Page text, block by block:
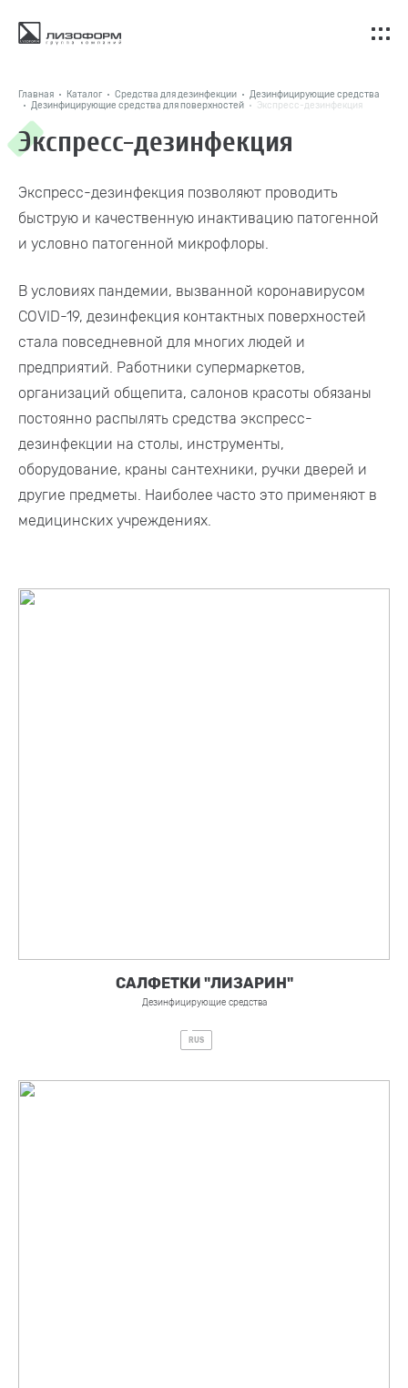
Главная Каталог Средства для дезинфекции
Дезинфицирующие средства
Дезинфицирующие средства для поверхностей
Экспресс-дезинфекция
Экспресс-дезинфекция
Экспресс-дезинфекция позволяют проводить
быструю и качественную инактивацию патогенной
и условно патогенной микрофлоры.
В условиях пандемии, вызванной коронавирусом
COVID-19, дезинфекция контактных поверхностей
стала повседневной для многих людей и
предприятий. Работники супермаркетов,
организаций общепита, салонов красоты обязаны
постоянно распылять средства экспресс-
дезинфекции на столы, инструменты,
оборудование, краны сантехники, ручки дверей и
другие предметы. Наиболее часто это применяют в
медицинских учреждениях.
САЛФЕТКИ "ЛИЗАРИН"
Дезинфицирующие средства
RUS